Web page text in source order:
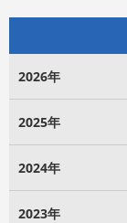
2026年
2025年
2024年
2023年